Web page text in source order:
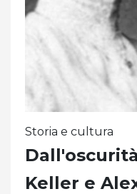
Storia e cultura
Keller e